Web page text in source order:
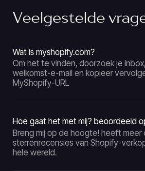
Veelgestelde
Wat is myshopify.com?
Om het te vinden, doorzoek je
welkomst-e-mail en kopieer
MyShopify-URL
Hoe gaat het met mij? beoordeeld
Breng mij op de hoogte! heeft meer
sterrenrecensies van Shopify-
hele wereld.